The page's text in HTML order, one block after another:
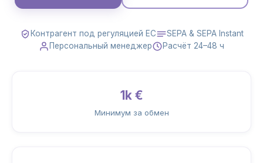
Контрагент под регуляцией ЕС
SEPA & SEPA Instant
Персональный менеджер
Расчёт 24–48 ч
1k €
Минимум за обмен